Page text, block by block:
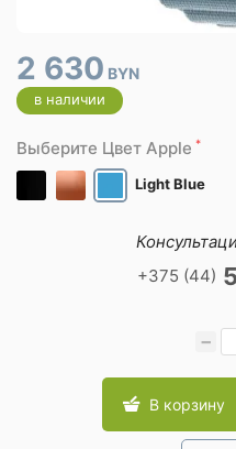
2 630 BYN
в наличии
Выберите Цвет Apple *
Light Blue
+375 (44)
−
В корзину